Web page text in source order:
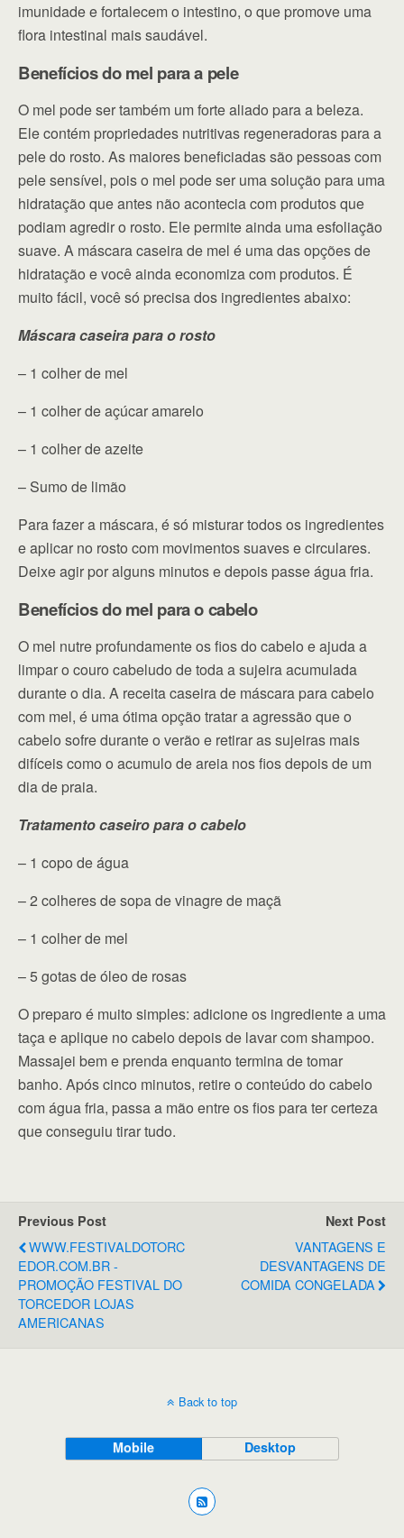
imunidade e fortalecem o intestino, o que promove uma
flora intestinal mais saudável.
Benefícios do mel para a pele
O mel pode ser também um forte aliado para a beleza.
Ele contém propriedades nutritivas regeneradoras para a
pele do rosto. As maiores beneficiadas são pessoas com
pele sensível, pois o mel pode ser uma solução para uma
hidratação que antes não acontecia com produtos que
podiam agredir o rosto. Ele permite ainda uma esfoliação
suave. A máscara caseira de mel é uma das opções de
hidratação e você ainda economiza com produtos. É
muito fácil, você só precisa dos ingredientes abaixo:
Máscara caseira para o rosto
– 1 colher de mel
– 1 colher de açúcar amarelo
– 1 colher de azeite
– Sumo de limão
Para fazer a máscara, é só misturar todos os ingredientes
e aplicar no rosto com movimentos suaves e circulares.
Deixe agir por alguns minutos e depois passe água fria.
Benefícios do mel para o cabelo
O mel nutre profundamente os fios do cabelo e ajuda a
limpar o couro cabeludo de toda a sujeira acumulada
durante o dia. A receita caseira de máscara para cabelo
com mel, é uma ótima opção tratar a agressão que o
cabelo sofre durante o verão e retirar as sujeiras mais
difíceis como o acumulo de areia nos fios depois de um
dia de praia.
Tratamento caseiro para o cabelo
– 1 copo de água
– 2 colheres de sopa de vinagre de maçã
– 1 colher de mel
– 5 gotas de óleo de rosas
O preparo é muito simples: adicione os ingrediente a uma
taça e aplique no cabelo depois de lavar com shampoo.
Massajei bem e prenda enquanto termina de tomar
banho. Após cinco minutos, retire o conteúdo do cabelo
com água fria, passa a mão entre os fios para ter certeza
que conseguiu tirar tudo.
Previous Post
WWW.FESTIVALDOTORC
EDOR.COM.BR -
PROMOÇÃO FESTIVAL DO
TORCEDOR LOJAS
AMERICANAS
Next Post
VANTAGENS E
DESVANTAGENS DE
COMIDA CONGELADA
Back to top
Mobile Desktop